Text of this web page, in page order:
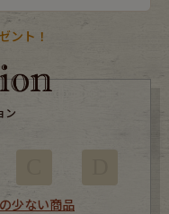
ント！
ン
少ない商品